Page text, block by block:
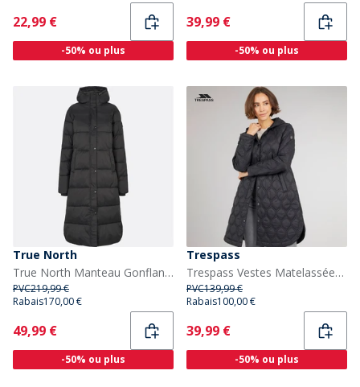
Current
22,99 €
-50% ou plus
Current
39,99 €
-50% ou plus
True North
True North Manteau Gonflant Iza Femme Noir
PVC219,99 €
Rabais170,00 €
Current
49,99 €
-50% ou plus
Trespass
Trespass Vestes Matelassées Gabi Femme Noir
PVC139,99 €
Rabais100,00 €
Current
39,99 €
-50% ou plus